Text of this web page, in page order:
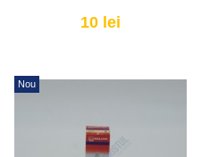
10 lei
Nou